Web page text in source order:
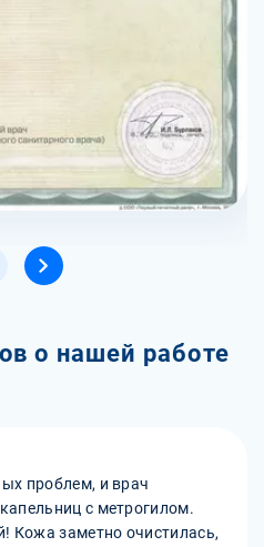
о нашей работе
проблем, и врач
с метрогилом.
Кожа заметно очистилась,